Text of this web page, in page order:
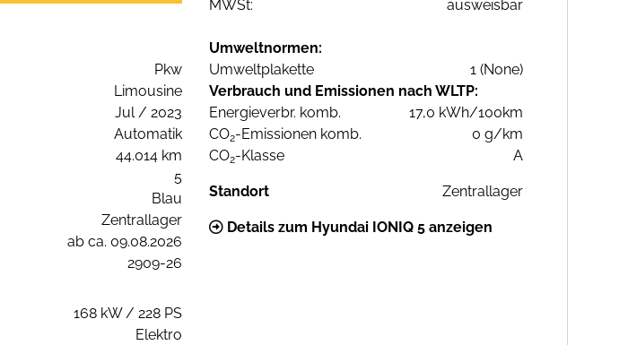
MWSt:
ausweisbar
Pkw
Limousine
Jul / 2023
Automatik
44.014 km
5
Blau
Zentrallager
ab ca. 09.08.2026
2909-26
168 kW / 228 PS
Elektro
Umweltnormen:
Umweltplakette
1 (None)
Verbrauch und Emissionen nach WLTP:
Energieverbr. komb.
17,0 kWh/100km
CO2-Emissionen komb.
0 g/km
CO2-Klasse A
Standort Zentrallager
Details zum Hyundai IONIQ 5 anzeigen